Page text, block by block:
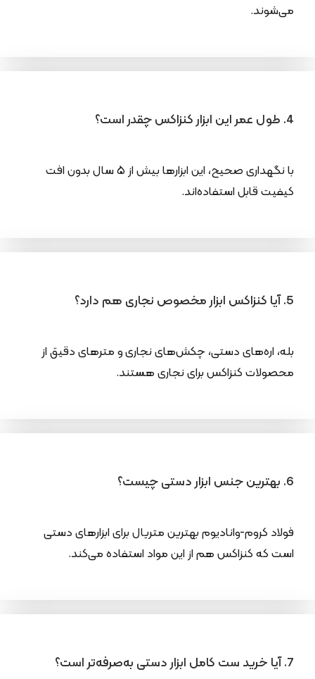
می‌شوند.
4. طول عمر این ابزار کنزاکس چقدر است؟
با نگهداری صحیح، این ابزارها بیش از ۵ سال بدون افت
کیفیت قابل استفاده‌اند.
5. آیا کنزاکس ابزار مخصوص نجاری هم دارد؟
بله، اره‌های دستی، چکش‌های نجاری و مترهای دقیق از
محصولات کنزاکس برای نجاری هستند.
6. بهترین جنس ابزار دستی چیست؟
فولاد کروم-وانادیوم بهترین متریال برای ابزارهای دستی
است که کنزاکس هم از این مواد استفاده می‌کند.
7. آیا خرید ست کامل ابزار دستی به‌صرفه‌تر است؟